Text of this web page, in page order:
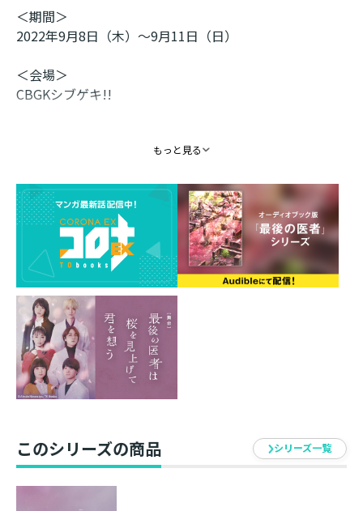
＜期間＞
2022年9月8日（木）～9月11日（日）
＜会場＞
CBGKシブゲキ!!
今泉佑唯/本西彩希帆（劇団4ドル50セント）/大串有希
濱田和馬/久保田創/河本祐貴/山田良明
佐々木ありさ
■あらすじ
舞台は武蔵野七十字病院。
そこに勤める三人の若い医者。三人は同じ医大に通い、
共に七十字病院に入った同期である。それぞれに信念を
持っている。
一人は副院長の福原雅和（細貝圭）。院長の一人息子で
天才外科医。命に限りがある患者に対して、奇跡を信
じ、諦めず難病と闘うことを願う。「生」を諦めない医
一人は風変わりな医者の桐子修司（山本涼介）。闘病に
疲れた患者には無理に延命治療を行わずに、自分らしく
余命を過ごすことを勧めることから死神と呼ばれてい
もっと見る
このシリーズの商品 シリーズ一覧